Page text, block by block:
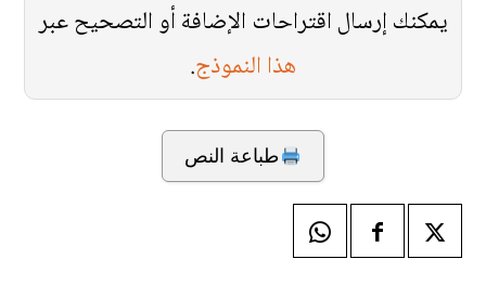
يمكنك إرسال اقتراحات الإضافة أو التصحيح عبر
هذا النموذج.
طباعة النص